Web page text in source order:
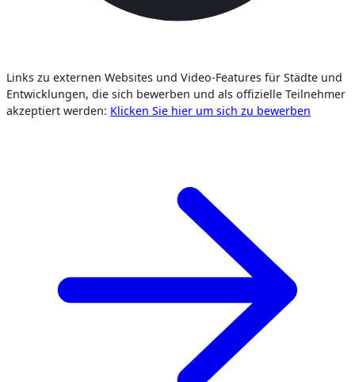
Links zu externen Websites und Video-Features für Städte und
Entwicklungen, die sich bewerben und als offizielle Teilnehmer
akzeptiert werden: Klicken Sie hier um sich zu bewerben